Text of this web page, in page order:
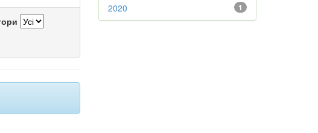
1
2020